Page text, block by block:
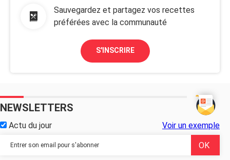
Sauvegardez et partagez vos recettes
préférées avec la communauté
S'INSCRIRE
NEWSLETTERS
Actu du jour Voir un exemple